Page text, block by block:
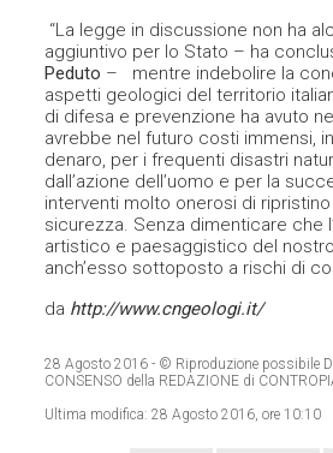
“La legge in discussione non ha
aggiuntivo per lo Stato – ha
Peduto – mentre indebolire la
aspetti geologici del territorio
di difesa e prevenzione ha avuto
avrebbe nel futuro costi immensi,
denaro, per i frequenti disastri
dall’azione dell’uomo e per la
interventi molto onerosi di
sicurezza. Senza dimenticare che
artistico e paesaggistico del
anch’esso sottoposto a rischi di
da http://www.cngeologi.it/
28 Agosto 2016 - © Riproduzione possibile
CONSENSO della REDAZIONE di
Ultima modifica:28 Agosto 2016, ore 10:10